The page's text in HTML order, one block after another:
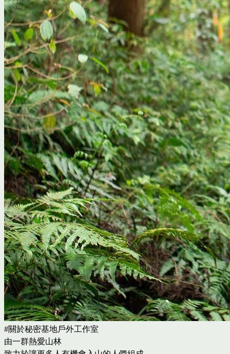
#關於秘密基地戶外工作室
由一群熱愛山林